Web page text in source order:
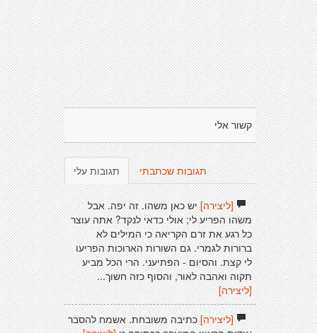
קשור אלי
תגובות עלי תגובות שכתבתי
[ליצירה]יש כאן משהו. זה יפה. אבל
משהו הפריע לי; אולי כדאי לנקד? אתה עוצר
כל רגע את זרם הקריאה כי המילים לא
ברורות לגמרי. גם השורות הארוכות הפריעו
לי קצת. והסיום - הפתיעני. הרי הכל מביע
תקוה ואהבה לאור, והסוף כזה חשוך...
[ליצירה]
[ליצירה]כתיבה משובחת. אשמח להסבר